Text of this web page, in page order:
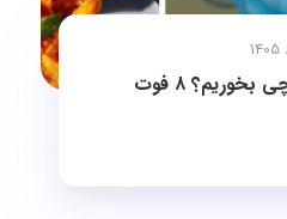
بعد از کشیدن دندان چی بخوریم؟ ۸ فوت